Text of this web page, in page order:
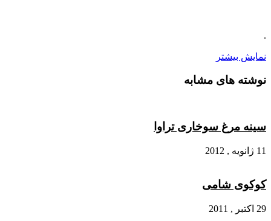
.
نمایش بیشتر
نوشته های مشابه
سینه مرغ سوخاری تراوا
11 ژانویه , 2012
کوکوی شامی
29 اکتبر , 2011